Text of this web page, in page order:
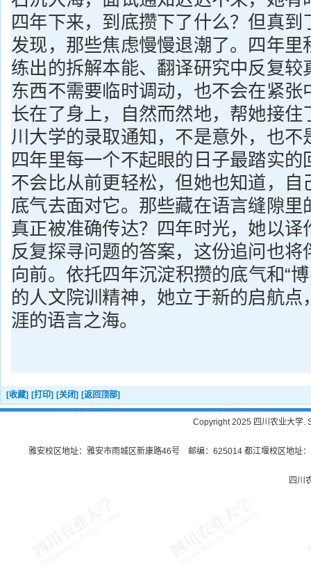
四年下来，到底攒下了什么？但真到
发现，那些焦虑慢慢退潮了。四年里
练出的拆解本能、翻译研究中反复较
东西不需要临时调动，也不会在紧张
长在了身上，自然而然地，帮她接住
川大学的录取通知，不是意外，也不
四年里每一个不起眼的日子最踏实的
不会比从前更轻松，但她也知道，自
底气去面对它。那些藏在语言缝隙里
真正被准确传达？四年时光，她以译
反复探寻问题的答案，这份追问也将
向前。依托四年沉淀积攒的底气和“
的人文院训精神，她立于新的启航点
涯的语言之海。
[收藏] [打印] [关闭] [返回顶部]
Copyright 2025 四川农业大学.
雅安校区地址：雅安市雨城区新康路46号 邮编：625014 都江堰校区地址
四川